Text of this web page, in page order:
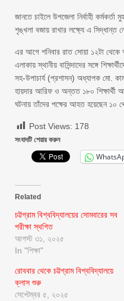
জানতে চাইলে উপজেলা নির্বাহী
শৃঙ্খলা বজায় রাখার লক্ষ্যে এ সিদ্ধান্ত
এর আগে শনিবার রাত সোয়া ১২টা
এলাকায় স্থানীয় বাসিন্দাদের সঙ্গে
সহ-উপাচার্য (প্রশাসন) অধ্যাপক মো.
হায়দার আরিফ ও অন্তত ১৮০ শিক্ষার্থী
ঘটনায় তাঁদের পক্ষের আহত হয়েছেন ১০
Post Views: 178
সংবাদটি শেয়ার করুন
Related
চট্টগ্রাম বিশ্ববিদ্যালয়ের সোমবারের সব
পরীক্ষা স্থগিত
আগস্ট ৩১, ২০২৫
In "শিক্ষা"
রোববার থেকে চট্টগ্রাম বিশ্ববিদ্যালয়ে
ক্লাস শুরু
সেপ্টেম্বর ৫, ২০২৫